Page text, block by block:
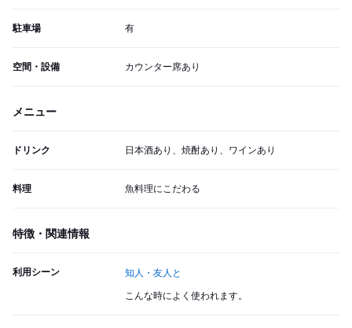
駐車場 有
空間・設備 カウンター席あり
メニュー
ドリンク 日本酒あり、焼酎あり、ワインあり
料理 魚料理にこだわる
特徴・関連情報
利用シーン 知人・友人と
こんな時によく使われます。